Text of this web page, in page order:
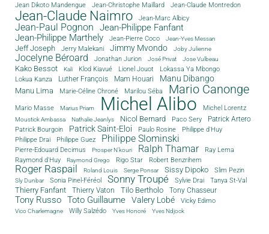
Jean Dikoto Mandengue Jean-Christophe Maillard Jean-Claude Montredon
Jean-Claude Naimro Jean-Marc Albicy
Jean-Paul Pognon
Jean-Philippe Fanfant
Jean-Philippe Marthely
Jean-Pierre Coco Jean-Yves Messan
Jeff Joseph Jerry Malekani Jimmy Mvondo Joby Julienne
Jocelyne Béroard Jonathan Jurion José Privat Jose Vulbeau
Kako Bessot Kali Klod Kiavué Lionel Jouot
Lokassa Ya Mbongo
Lokua Kanza
Luther François Mam Houari Manu Dibango
Manu Lima Marie-Céline Chroné Marilou Séba Mario Canonge
Mario Masse Marius Priam Michel Alibo Michel Lorentz
Moustick Ambassa Nathalie Jeanlys Nicol Bernard Paco Sery
Patrick Artero
Patrick Bourgoin
Patrick Saint-Eloi Paulo Rosine
Philippe d'Huy
Philippe Drai
Philippe Guez Philippe Slominski
Pierre-Edouard Decimus Prosper N'kouri Ralph Thamar
Ray Lema
Raymond d'Huy
Raymond Grego Rigo Star Robert Benzrihem
Roger Raspail Roland Louis Serge Ponsar Sissy Dipoko Slim Pezin
Sly Dunbar Sonia Pinel-Féréol Sonny Troupé Sylvie Drai Tanya St-Val
Thierry Fanfant Thierry Vaton Tilo Bertholo Tony Chasseur
Tony Russo Toto Guillaume Valery Lobé Vicky Edimo
Vico Charlemagne Willy Salzédo Yves Honoré Yves Ndjock